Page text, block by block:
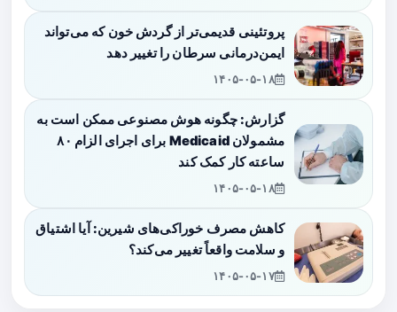
پروتئینی قدیمی‌تر از گردش خون که می‌تواند
ایمن‌درمانی سرطان را تغییر دهد
۱۴۰۵-۰۵-۱۸
گزارش: چگونه هوش مصنوعی ممکن است به
مشمولان Medicaid برای اجرای الزام ۸۰
ساعته کار کمک کند
۱۴۰۵-۰۵-۱۸
کاهش مصرف خوراکی‌های شیرین: آیا اشتیاق
و سلامت واقعاً تغییر می‌کند؟
۱۴۰۵-۰۵-۱۷